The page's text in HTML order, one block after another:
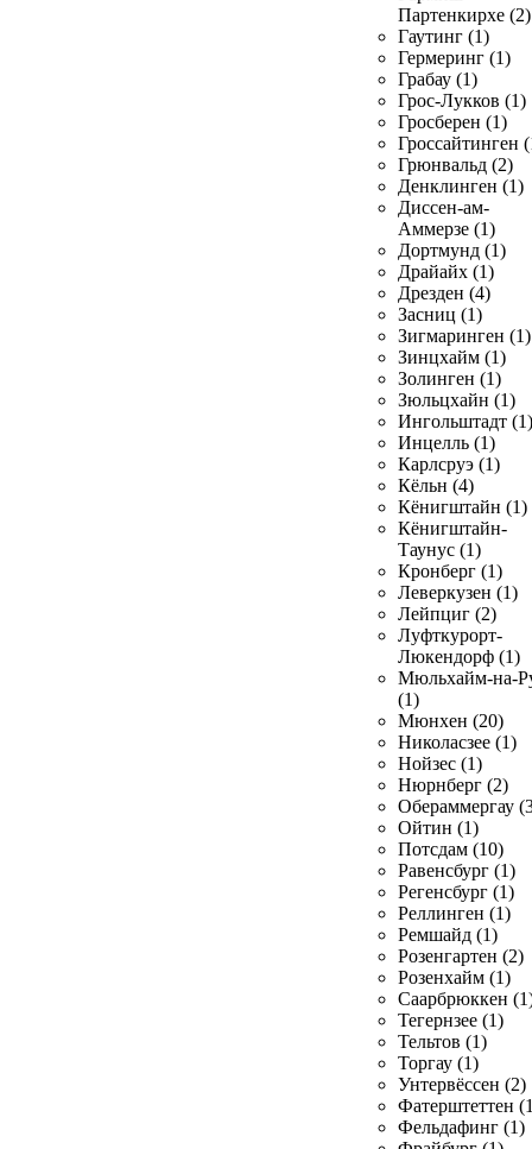
Партенкирхе (2)
Гаутинг (1)
Гермеринг (1)
Грабау (1)
Грос-Лукков (1)
Гросберен (1)
Гроссайтинген
Грюнвальд (2)
Денклинген (1)
Диссен-ам-
Аммерзе (1)
Дортмунд (1)
Драйайх (1)
Дрезден (4)
Засниц (1)
Зигмаринген (1)
Зинцхайм (1)
Золинген (1)
Зюльцхайн (1)
Ингольштадт (1)
Инцелль (1)
Карлсруэ (1)
Кёльн (4)
Кёнигштайн (1)
Кёнигштайн-
Таунус (1)
Кронберг (1)
Леверкузен (1)
Лейпциг (2)
Луфткурорт-
Люкендорф (1)
Мюльхайм-на-
(1)
Мюнхен (20)
Николасзее (1)
Нойзес (1)
Нюрнберг (2)
Обераммергау
Ойтин (1)
Потсдам (10)
Равенсбург (1)
Регенсбург (1)
Реллинген (1)
Ремшайд (1)
Розенгартен (2)
Розенхайм (1)
Саарбрюккен
Тегернзее (1)
Тельтов (1)
Торгау (1)
Унтервёссен (2)
Фатерштеттен
Фельдафинг (1)